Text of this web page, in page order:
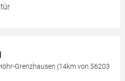
Grenzhausen (14km von 56203